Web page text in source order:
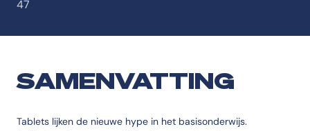
47
SAMENVATTING
Tablets lijken de nieuwe hype in het basisonderwijs.